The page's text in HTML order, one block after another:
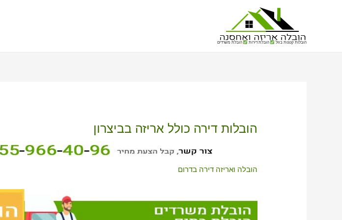
הובלות קטנות בזול הובלת דירות הובלת משרדים
הובלות דירה כולל אריזה בביצרון
הובלה ואריזה דירה בדרום